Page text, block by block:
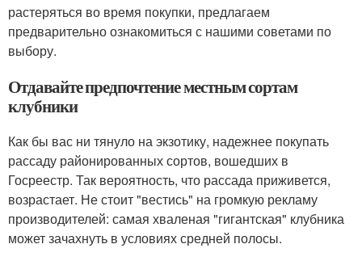
растеряться во время покупки, предлагаем
предварительно ознакомиться с нашими советами по
выбору.
Отдавайте предпочтение местным сортам
клубники
Как бы вас ни тянуло на экзотику, надежнее покупать
рассаду районированных сортов, вошедших в
Госреестр. Так вероятность, что рассада приживется,
возрастает. Не стоит "вестись" на громкую рекламу
производителей: самая хваленая "гигантская" клубника
может зачахнуть в условиях средней полосы.